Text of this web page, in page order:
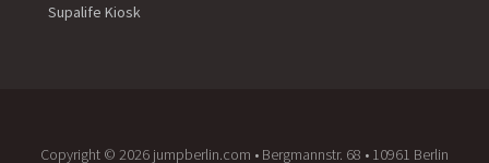
Supalife Kiosk
Copyright ©️ 2026 jumpberlin.com • Bergmannstr. 68 • 10961 Berlin